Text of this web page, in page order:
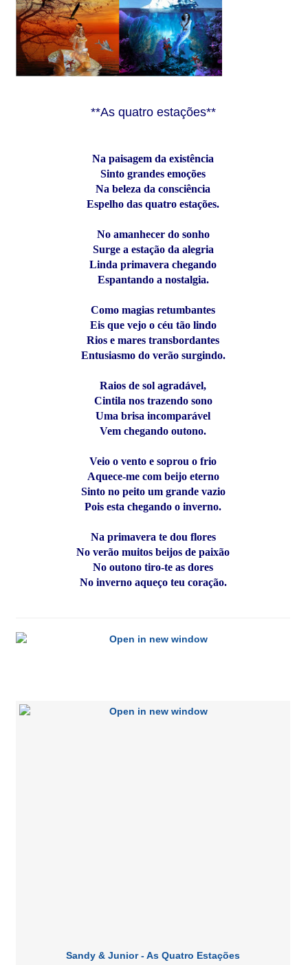
**As quatro estações**
Na paisagem da existência
Sinto grandes emoções
Na beleza da consciência
Espelho das quatro estações.
No amanhecer do sonho
Surge a estação da alegria
Linda primavera chegando
Espantando a nostalgia.
Como magias retumbantes
Eis que vejo o céu tão lindo
Rios e mares transbordantes
Entusiasmo do verão surgindo.
Raios de sol agradável,
Cintila nos trazendo sono
Uma brisa incomparável
Vem chegando outono.
Veio o vento e soprou o frio
Aquece-me com beijo eterno
Sinto no peito um grande vazio
Pois esta chegando o inverno.
Na primavera te dou flores
No verão muitos beijos de paixão
No outono tiro-te as dores
No inverno aqueço teu coração.
Sandy & Junior - As Quatro Estações